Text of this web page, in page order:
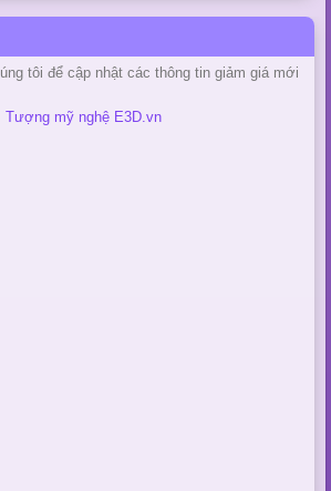
tôi để cập nhật các thông tin giảm giá mới
Tượng mỹ nghệ E3D.vn